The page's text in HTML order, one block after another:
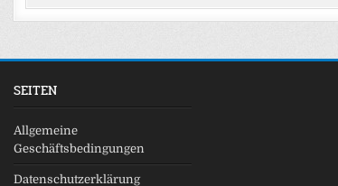
SEITEN
Allgemeine
Geschäftsbedingungen
Datenschutzerklärung